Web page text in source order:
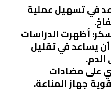
في تسهيل عملية
: أظهرت الدراسات
يساعد في تقليل
على مضادات
جهاز المناعة.